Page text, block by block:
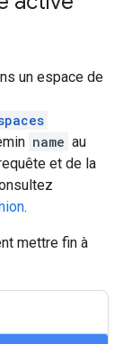
un espace de
name au
et de la
.
mettre fin à